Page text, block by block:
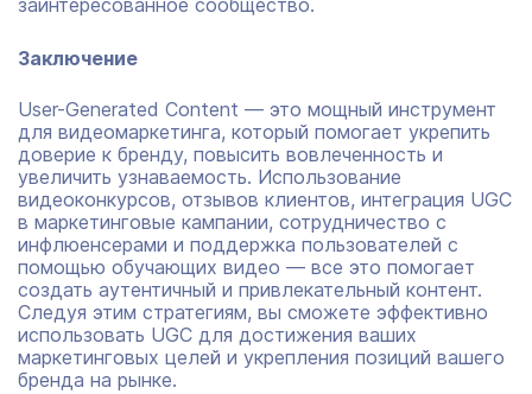
заинтересованное сообщество.
Заключение
User-Generated Content — это мощный инструмент
для видеомаркетинга, который помогает укрепить
доверие к бренду, повысить вовлеченность и
увеличить узнаваемость. Использование
видеоконкурсов, отзывов клиентов, интеграция UGC
в маркетинговые кампании, сотрудничество с
инфлюенсерами и поддержка пользователей с
помощью обучающих видео — все это помогает
создать аутентичный и привлекательный контент.
Следуя этим стратегиям, вы сможете эффективно
использовать UGC для достижения ваших
маркетинговых целей и укрепления позиций вашего
бренда на рынке.